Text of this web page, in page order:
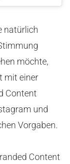
natürlich
möchte,
mit einer
Content
und
Vorgaben.
Content